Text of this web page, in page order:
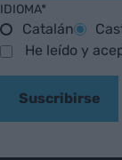
IDIOMA*
Catalán
He leído y
Suscribirse